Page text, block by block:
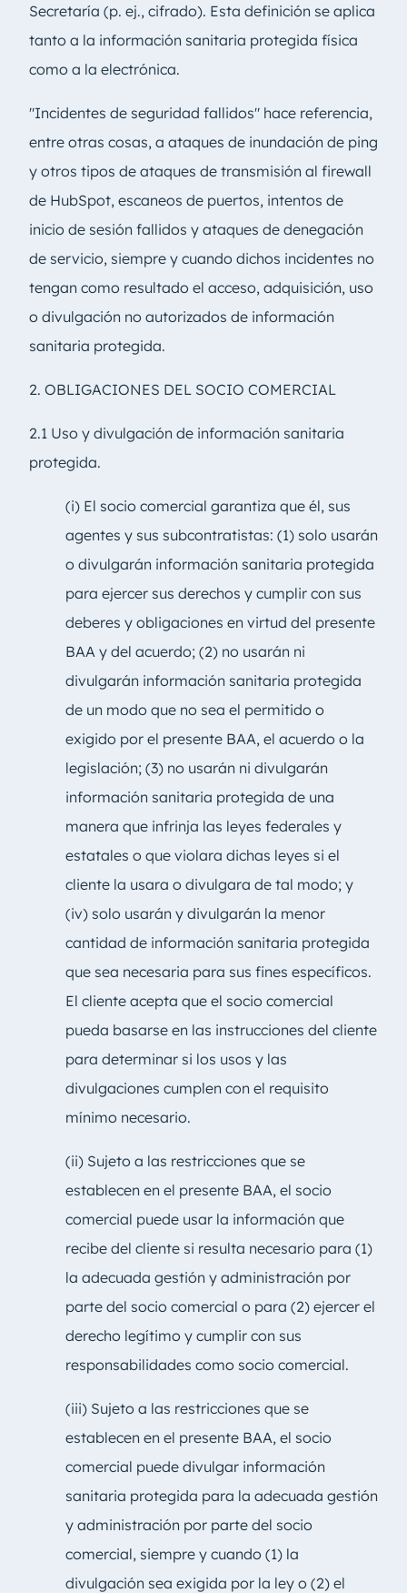
Secretaría (p. ej., cifrado). Esta definición se aplica
tanto a la información sanitaria protegida física
como a la electrónica.
"Incidentes de seguridad fallidos" hace referencia,
entre otras cosas, a ataques de inundación de ping
y otros tipos de ataques de transmisión al firewall
de HubSpot, escaneos de puertos, intentos de
inicio de sesión fallidos y ataques de denegación
de servicio, siempre y cuando dichos incidentes no
tengan como resultado el acceso, adquisición, uso
o divulgación no autorizados de información
sanitaria protegida.
2. OBLIGACIONES DEL SOCIO COMERCIAL
2.1 Uso y divulgación de información sanitaria
protegida.
(i) El socio comercial garantiza que él, sus
agentes y sus subcontratistas: (1) solo usarán
o divulgarán información sanitaria protegida
para ejercer sus derechos y cumplir con sus
deberes y obligaciones en virtud del presente
BAA y del acuerdo; (2) no usarán ni
divulgarán información sanitaria protegida
de un modo que no sea el permitido o
exigido por el presente BAA, el acuerdo o la
legislación; (3) no usarán ni divulgarán
información sanitaria protegida de una
manera que infrinja las leyes federales y
estatales o que violara dichas leyes si el
cliente la usara o divulgara de tal modo; y
(iv) solo usarán y divulgarán la menor
cantidad de información sanitaria protegida
que sea necesaria para sus fines específicos.
El cliente acepta que el socio comercial
pueda basarse en las instrucciones del cliente
para determinar si los usos y las
divulgaciones cumplen con el requisito
mínimo necesario.
(ii) Sujeto a las restricciones que se
establecen en el presente BAA, el socio
comercial puede usar la información que
recibe del cliente si resulta necesario para (1)
la adecuada gestión y administración por
parte del socio comercial o para (2) ejercer el
derecho legítimo y cumplir con sus
responsabilidades como socio comercial.
(iii) Sujeto a las restricciones que se
establecen en el presente BAA, el socio
comercial puede divulgar información
sanitaria protegida para la adecuada gestión
y administración por parte del socio
comercial, siempre y cuando (1) la
divulgación sea exigida por la ley o (2) el